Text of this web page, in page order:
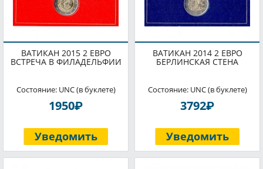
ВАТИКАН 2015 2 ЕВРО
ВСТРЕЧА В ФИЛАДЕЛЬФИИ
Состояние: UNC (в буклете)
1950P
Уведомить
ВАТИКАН 2014 2 ЕВРО
БЕРЛИНСКАЯ СТЕНА
Состояние: UNC (в буклете)
3792P
Уведомить